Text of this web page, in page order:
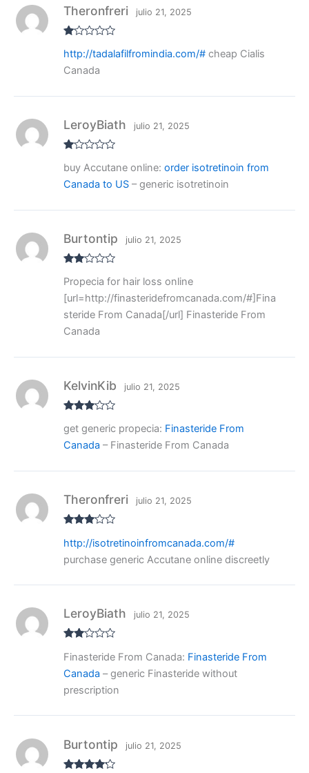
al
or
ad
de
5
Theronfreri julio 21, 2025
http://tadalafilfromindia.com/#cheap Cialis
Canada
al
or
ad
de
5
LeroyBiath julio 21, 2025
buy Accutane online: order isotretinoin from
Canada to US– generic isotretinoin
rado
con
2de
5
Burtontip julio 21, 2025
Propecia for hair loss online
[url=http://finasteridefromcanada.com/#]Fina
steride From Canada[/url] Finasteride From
Canada
do con
3de 5
KelvinKib julio 21, 2025
get generic propecia: Finasteride From
Canada – Finasteride From Canada
do con
de 5
Theronfreri julio 21, 2025
http://isotretinoinfromcanada.com/#
purchase generic Accutane online discreetly
rado
con
2de
5
LeroyBiath julio 21, 2025
Finasteride From Canada: Finasteride From
Canada – generic Finasteride without
prescription
Burtontip julio 21, 2025